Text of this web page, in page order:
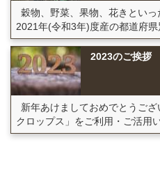
穀物、野菜、果物、花きといっ
2021年(令和3年)度産の都道府県
2023のご挨拶
新年あけましておめでとうご
クロップス」をご利用・ご活用い